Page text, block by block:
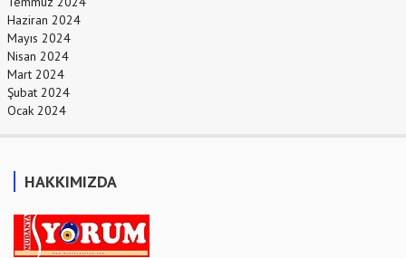
Haziran 2024
Mayıs 2024
Nisan 2024
Mart 2024
Şubat 2024
Ocak 2024
HAKKIMIZDA